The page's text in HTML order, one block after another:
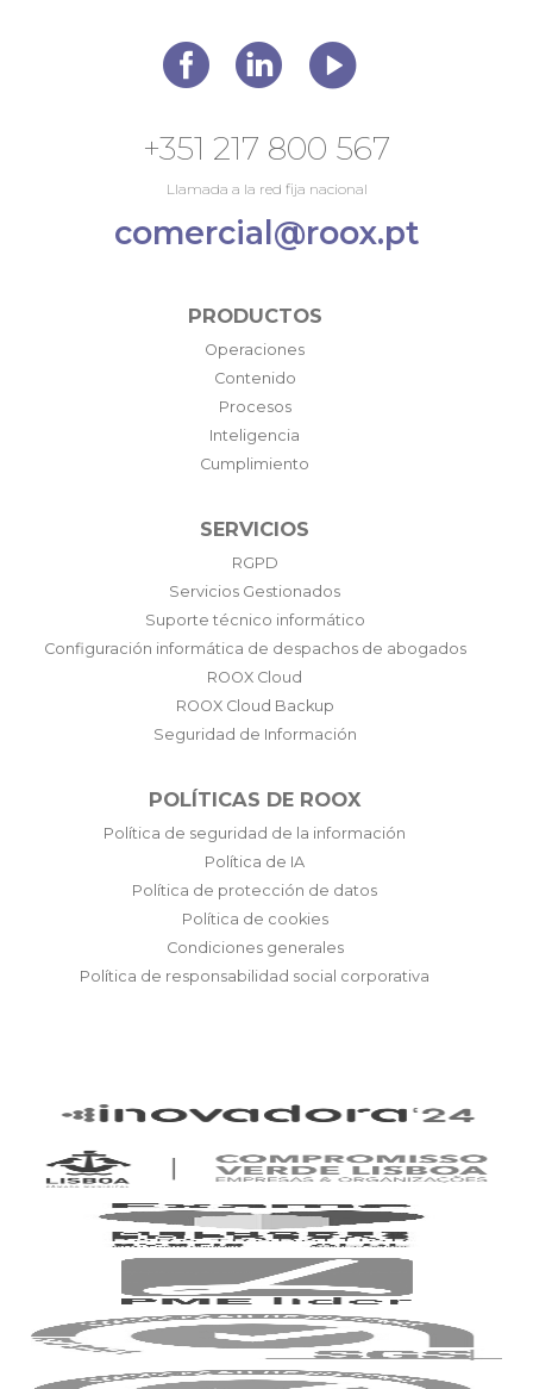
+351 217 800 567
Llamada a la red fija nacional
comercial@roox.pt
PRODUCTOS
Operaciones
Contenido
Procesos
Inteligencia
Cumplimiento
SERVICIOS
RGPD
Servicios Gestionados
Suporte técnico informático
Configuración informática de despachos de abogados
ROOX Cloud
ROOX Cloud Backup
Seguridad de Información
POLÍTICAS DE ROOX
Política de seguridad de la información
Política de IA
Política de protección de datos
Política de cookies
Condiciones generales
Política de responsabilidad social corporativa